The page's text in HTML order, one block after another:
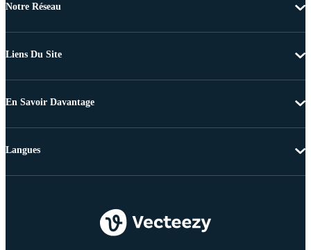
Notre Réseau
Liens Du Site
En Savoir Davantage
Langues